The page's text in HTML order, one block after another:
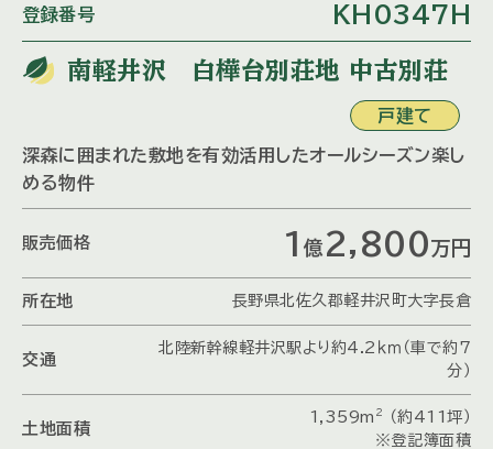
登録番号 KH0347H
南軽井沢 白樺台別荘地 中古別荘
戸建て
深森に囲まれた敷地を有効活用したオールシーズン楽し
める物件
販売価格 1 億 2,800万 円
所在地 長野県北佐久郡軽井沢町大字長倉
交通
北陸新幹線軽井沢駅より約4.2ｋｍ（車で約7
分）
土地面積
1,359m 2
（約411坪）
※登記簿面積